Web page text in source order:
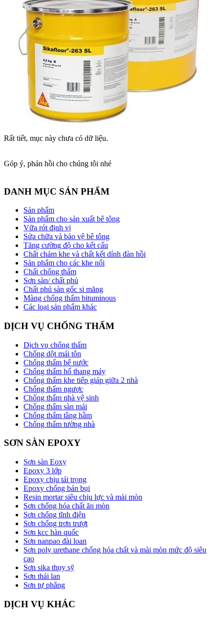
Rất tiết, mục này chưa có dữ liệu.
Góp ý, phản hồi cho chúng tôi nhé
DANH MỤC SẢN PHẨM
Sản phẩm
Sản phẩm cho sản xuất bê tông
Vữa rót định vị
Sửa chữa và bảo vệ bê tông
Tăng cường độ cho kết cấu
Chất chám khe và chất kết dính đàn hồi
Sản phẩm cho các khe nối
Chất chống thấm
Sơn sàn/ chất phủ
Chất phủ sàn gốc si măng
Màng chống thấm bituminous
Các loại sản phẩm khác
DỊCH VỤ CHỐNG THẤM
Dịch vụ chống thấm
Chống dột mái tôn
Chống thấm bể nước
Chống thấm hố thang máy
Chống thấm khe tiếp giáp giữa 2 nhà
Chống thấm ngược
Chống thấm nhà vệ sinh
Chống thấm sàn mái
Chống thấm tầng hầm
Chống thấm tường nhà
SƠN SÀN EPOXY
Sơn sàn Eoxy
Epoxy 3 lớp
Epoxy chịu tải trọng
Epoxy chống bán bụi
Resin mortar siêu chịu lực và mài mòn
Sơn chống hóa chất ăn mòn
Sơn chống tĩnh điện
Sơn chống trơn trượt
Sơn kcc hàn quốc
Sơn nanpao đài loan
Sơn poly urethane chống hóa chất và mài mòn mức độ siêu
cao
Sơn sika thụy sỹ
Sơn thái lan
Sơn tự phẳng
DỊCH VỤ KHÁC